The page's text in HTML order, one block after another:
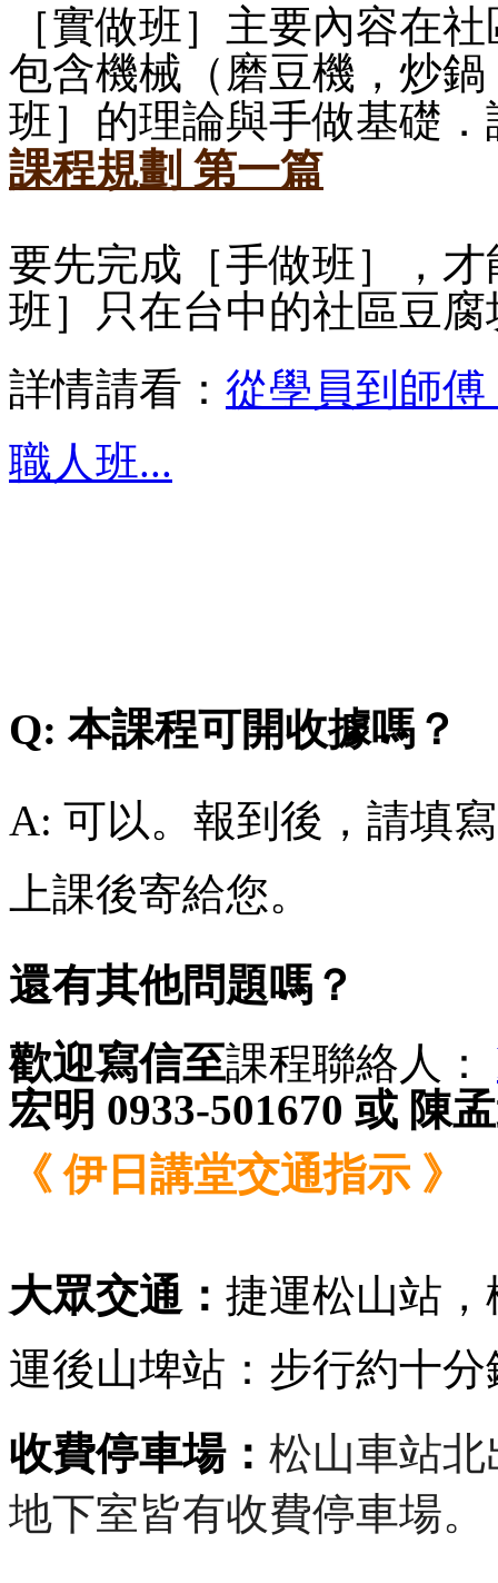
［實做班］主要內容在
包含機械（磨豆機，炒
班］的理論與手做基礎
課程規劃 第一篇
要先完成［手做班］，
班］只在台中的社區豆
詳情請看： 從學員到師
職人班...
Q: 本課程可開收據嗎？
A: 可以。報到後，請填
上課後寄給您。
還有其他問題嗎？
歡迎寫信至課程聯絡人：
宏明 0933-501670 或 陳
《 伊日講堂交通指示 》
大眾交通： 捷運松山站
運後山埤站：步行約十分
收費停車場： 松山車站
地下室皆有收費停車場。